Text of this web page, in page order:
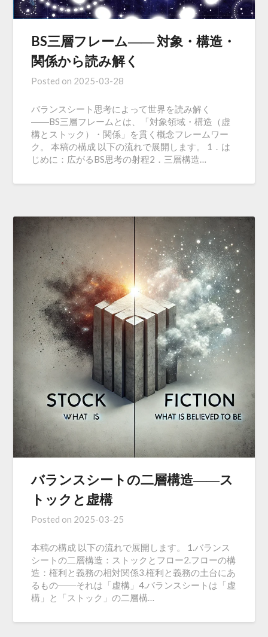
BS三層フレーム―― 対象・構造・
関係から読み解く
Posted on 2025-03-28
バランスシート思考によって世界を読み解く
――BS三層フレームとは、「対象領域・構造（虚
構とストック）・関係」を貫く概念フレームワー
ク。 本稿の構成 以下の流れで展開します。 1．は
じめに：広がるBS思考の射程2．三層構造…
バランスシートの二層構造――ス
トックと虚構
Posted on 2025-03-25
本稿の構成 以下の流れで展開します。 1.バランス
シートの二層構造：ストックとフロー2.フローの構
造：権利と義務の相対関係3.権利と義務の土台にあ
るもの――それは「虚構」4.バランスシートは「虚
構」と「ストック」の二層構…